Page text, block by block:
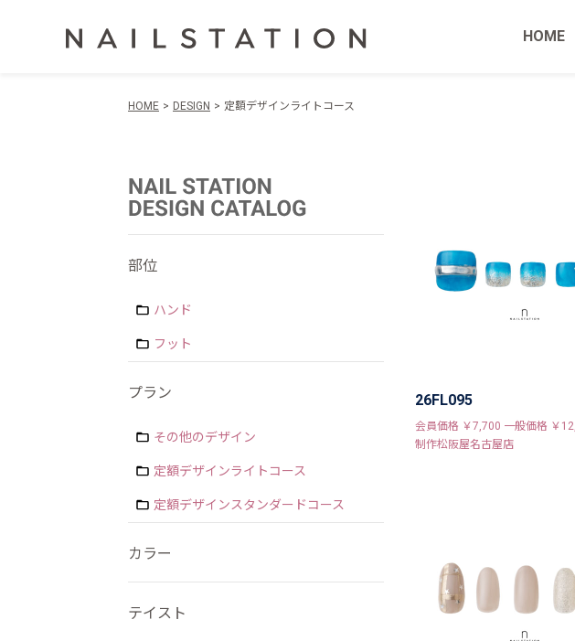
HOME
HOME DESIGN 定額デザインライトコース
部位
ハンド
フット
プラン
その他のデザイン
定額デザインライトコース
定額デザインスタンダードコース
カラー
テイスト
26FL095
会員価格 ￥7,700 一般価格 ￥
制作松阪屋名古屋店